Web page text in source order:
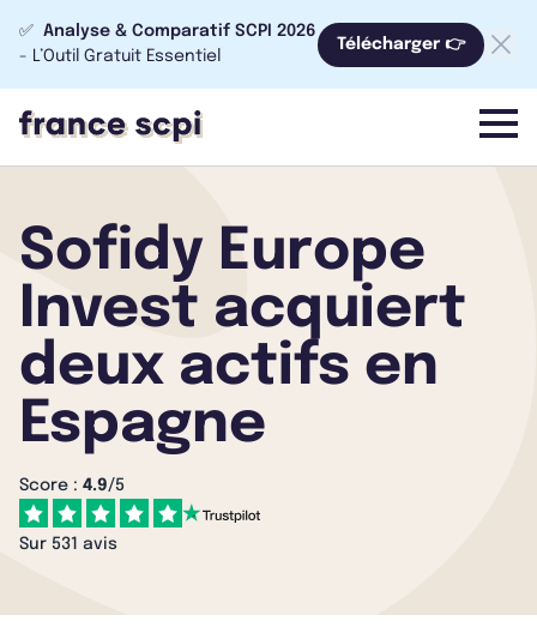
✅ Analyse & Comparatif SCPI 2026
- L’Outil Gratuit Essentiel
Télécharger 👉
menu
Sofidy Europe
Invest acquiert
deux actifs en
Espagne
Score : 4.9/5
Sur 531 avis